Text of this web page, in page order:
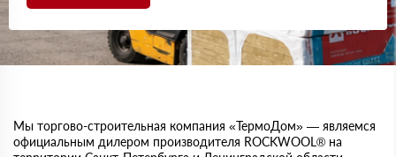
Мы торгово-строительная компания «ТермоДом» — являемся
официальным дилером производителя ROCKWOOL® на